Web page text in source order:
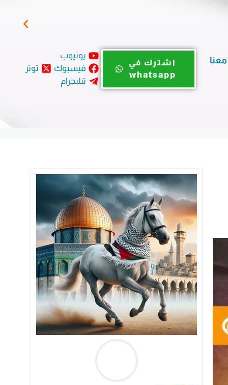
يوتيوب
فيسبوك
توتر
تيليجرام
اشترك في
whatsapp